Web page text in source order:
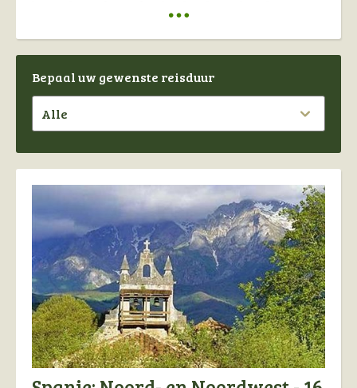
onontdekte Galicia. Deze regio staat bol van de ruige
kusten, uitgestrekte standen, mystieke bergen,
culinaire schatten en levendige steden. Mede
vanwege de rijke Keltische historie zijn de regio's
ieder uniek in zijn soort en een ware schat voor de
avontuurlijke reiziger.
Bepaal uw gewenste reisduur